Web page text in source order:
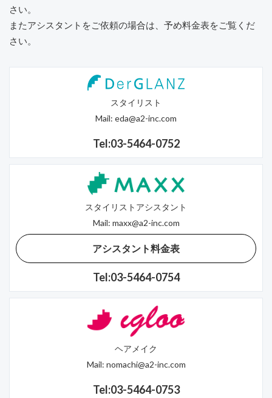
さい。
またアシスタントをご依頼の場合は、予め料金表をご覧くだ
さい。
スタイリスト
Mail: eda@a2-inc.com
Tel:03-5464-0752
スタイリストアシスタント
Mail: maxx@a2-inc.com
アシスタント料金表
Tel:03-5464-0754
ヘアメイク
Mail: nomachi@a2-inc.com
Tel:03-5464-0753